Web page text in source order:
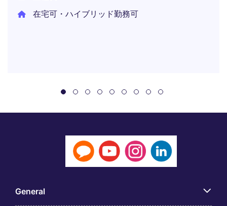
在宅可・ハイブリッド勤務可
General